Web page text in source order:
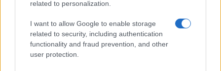
related to personalization.
I want to allow Google to enable storage
related to security, including authentication
functionality and fraud prevention, and other
user protection.